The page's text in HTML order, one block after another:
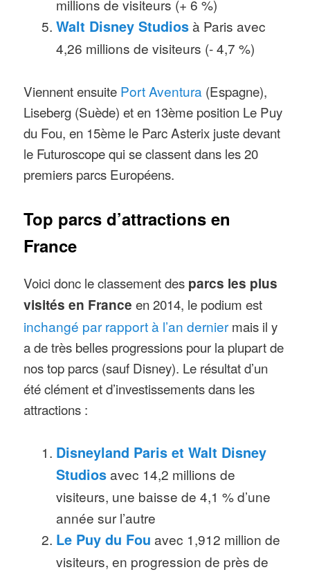
millions de visiteurs (+ 6 %)
Walt Disney Studiosà Paris avec
4,26 millions de visiteurs (- 4,7 %)
Viennent ensuite Port Aventura (Espagne),
Liseberg (Suède) et en 13ème position Le Puy
du Fou, en 15ème le Parc Asterix juste devant
le Futuroscope qui se classent dans les 20
premiers parcs Européens.
Top parcs d’attractions en
France
Voici donc le classement des parcs les plus
visités en France en 2014, le podium est
inchangé par rapport à l’an derniermais il y
a de très belles progressions pour la plupart de
nos top parcs (sauf Disney). Le résultat d’un
été clément et d’investissements dans les
attractions :
Disneyland Paris et Walt Disney
Studiosavec 14,2 millions de
visiteurs, une baisse de 4,1 % d’une
année sur l’autre
Le Puy du Fou avec 1,912 million de
visiteurs, en progression de près de